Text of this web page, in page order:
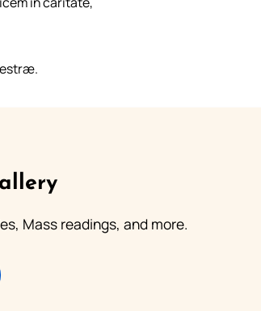
Mass readings, and more.